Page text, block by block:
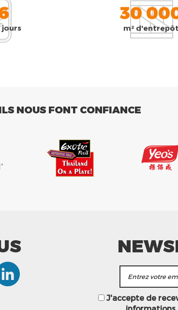
jours
30
m² d'entrepôt
NOUS FONT CONFIANCE
J'accepte de